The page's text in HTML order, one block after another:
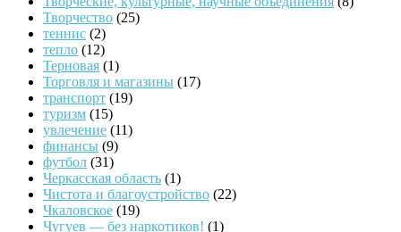
Творчество (25)
теннис (2)
тепло (12)
Терновая (1)
Торговля и магазины (17)
транспорт (19)
туризм (15)
увлечение (11)
финансы (9)
футбол (31)
Черкасская область (1)
Чистота и благоустройство (22)
Чкаловское (19)
Чугуев — без наркотиков! (1)